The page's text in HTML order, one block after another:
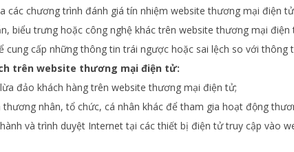
các chương trình đánh giá tín nhiệm website thương mại điện
biểu trưng hoặc công nghệ khác trên website thương mại
cung cấp những thông tin trái ngược hoặc sai lệch so với
trên website thương mại điện tử:
đảo khách hàng trên website thương mại điện tử;
nhân, tổ chức, cá nhân khác để tham gia hoạt động
và trình duyệt Internet tại các thiết bị điện tử truy cập vào